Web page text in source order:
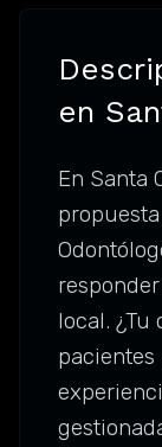
en
En Santa
local.
pacientes